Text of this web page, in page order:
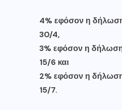
4% εφόσον η δήλωση
30/4,
3% εφόσον η δήλωση
15/6 και
2% εφόσον η δήλωση
15/7.